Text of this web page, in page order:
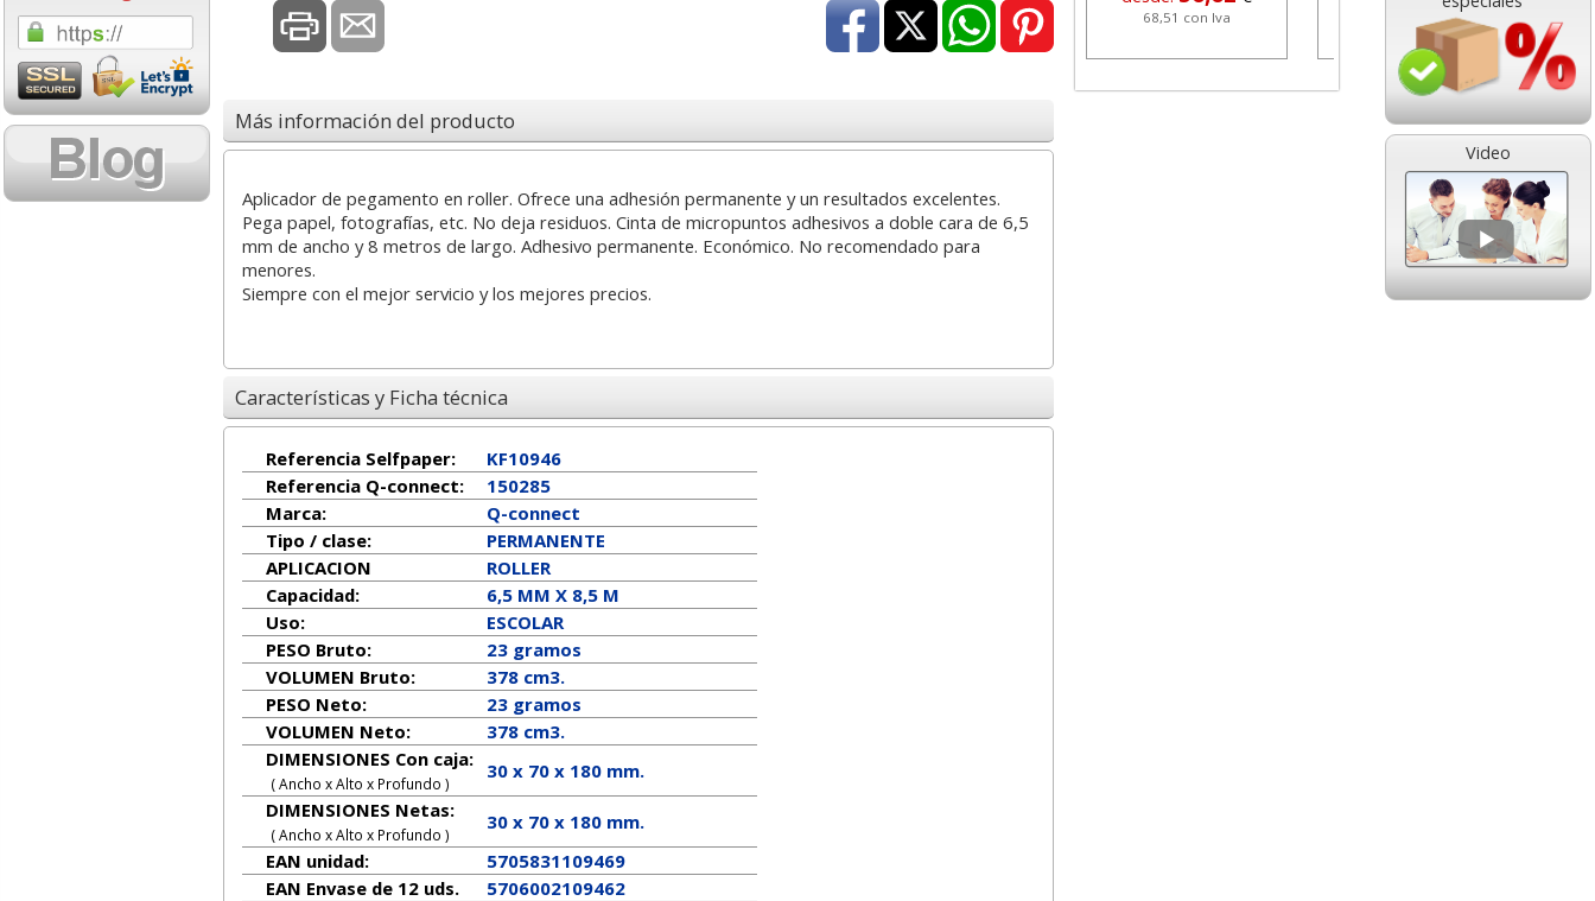
Video
Más información del producto
Aplicador de pegamento en roller. Ofrece una adhesión permanente y un resultados excelentes.
Pega papel, fotografías, etc. No deja residuos. Cinta de micropuntos adhesivos a doble cara de 6,5
mm de ancho y 8 metros de largo. Adhesivo permanente. Económico. No recomendado para
menores.
Siempre con el mejor servicio y los mejores precios.
Características y Ficha técnica
Referencia Selfpaper:
KF10946
Referencia Q-connect:
150285
Marca:
Q-connect
Tipo / clase:
PERMANENTE
APLICACION
ROLLER
Capacidad:
6,5 MM X 8,5 M
Uso:
ESCOLAR
PESO Bruto:
23 gramos
VOLUMEN Bruto:
378 cm3.
PESO Neto:
23gramos
VOLUMEN Neto:
378 cm3.
DIMENSIONES Con caja:
( Ancho x Alto x Profundo )
30 x 70 x 180 mm.
DIMENSIONES Netas:
( Ancho x Alto x Profundo )
30x 70x 180mm.
EAN unidad:
5705831109469
EAN Envase de 12 uds.
5706002109462
1,08 con Iva 45,82 con Iva 68,51 con Iva 1,08 con Iva
Cartucho HP 304 - 302
Negro, original
desde:14,87 €
17,99 con Iva
302XL Tricolor alta
desde:37,87
45,82 con Iva
para Officejet Pro 8600
68,51 con Iva 1,08 con Iva
Negro, original